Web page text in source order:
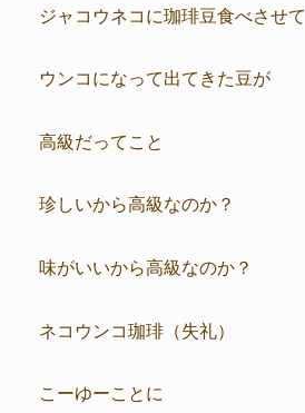
ジャコウネコに珈琲豆食べさせて
ウンコになって出てきた豆が
高級だってこと
珍しいから高級なのか？
味がいいから高級なのか？
ネコウンコ珈琲（失礼）
こーゆーことに